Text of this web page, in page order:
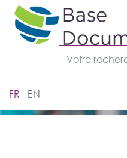
FR EN
Cookies management panel